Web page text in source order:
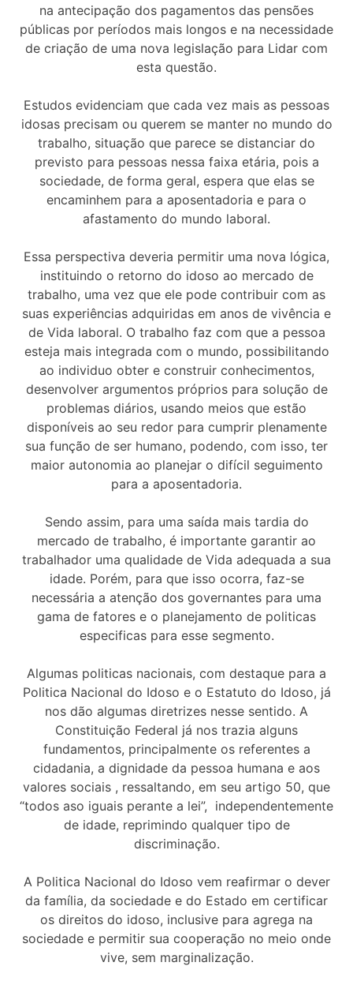
na antecipação dos pagamentos das pensões
públicas por períodos mais longos e na necessidade
de criação de uma nova legislação para Lidar com
esta questão.
Estudos evidenciam que cada vez mais as pessoas
idosas precisam ou querem se manter no mundo do
trabalho, situação que parece se distanciar do
previsto para pessoas nessa faixa etária, pois a
sociedade, de forma geral, espera que elas se
encaminhem para a aposentadoria e para o
afastamento do mundo laboral.
Essa perspectiva deveria permitir uma nova lógica,
instituindo o retorno do idoso ao mercado de
trabalho, uma vez que ele pode contribuir com as
suas experiências adquiridas em anos de vivência e
de Vida laboral. O trabalho faz com que a pessoa
esteja mais integrada com o mundo, possibilitando
ao individuo obter e construir conhecimentos,
desenvolver argumentos próprios para solução de
problemas diários, usando meios que estão
disponíveis ao seu redor para cumprir plenamente
sua função de ser humano, podendo, com isso, ter
maior autonomia ao planejar o difícil seguimento
para a aposentadoria.
Sendo assim, para uma saída mais tardia do
mercado de trabalho, é importante garantir ao
trabalhador uma qualidade de Vida adequada a sua
idade. Porém, para que isso ocorra, faz-se
necessária a atenção dos governantes para uma
gama de fatores e o planejamento de politicas
especificas para esse segmento.
Algumas politicas nacionais, com destaque para a
Politica Nacional do Idoso e o Estatuto do Idoso, já
nos dão algumas diretrizes nesse sentido. A
Constituição Federal já nos trazia alguns
fundamentos, principalmente os referentes a
cidadania, a dignidade da pessoa humana e aos
valores sociais , ressaltando, em seu artigo 50, que
“todos aso iguais perante a lei”, independentemente
de idade, reprimindo qualquer tipo de
discriminação.
A Politica Nacional do Idoso vem reafirmar o dever
da família, da sociedade e do Estado em certificar
os direitos do idoso, inclusive para agrega na
sociedade e permitir sua cooperação no meio onde
vive, sem marginalização.